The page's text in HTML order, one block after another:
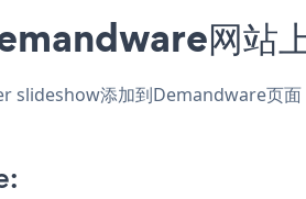
网站
添加到Demandware页面